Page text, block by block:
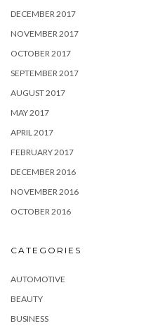
DECEMBER 2017
NOVEMBER 2017
OCTOBER 2017
SEPTEMBER 2017
AUGUST 2017
MAY 2017
APRIL 2017
FEBRUARY 2017
DECEMBER 2016
NOVEMBER 2016
OCTOBER 2016
CATEGORIES
AUTOMOTIVE
BEAUTY
BUSINESS